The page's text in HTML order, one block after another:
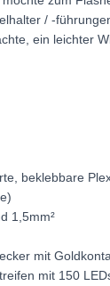
/ -
ein leichter
beklebbare
1,5mm²
mit
mit 150